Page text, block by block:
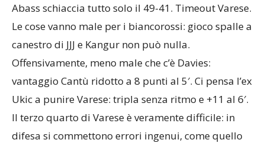
Abass schiaccia tutto solo il 49-41. Timeout Varese.
Le cose vanno male per i biancorossi: gioco spalle a
canestro di JJJ e Kangur non può nulla.
Offensivamente, meno male che c’è Davies:
vantaggio Cantù ridotto a 8 punti al 5′. Ci pensa l’ex
Ukic a punire Varese: tripla senza ritmo e +11 al 6′.
Il terzo quarto di Varese è veramente difficile: in
difesa si commettono errori ingenui, come quello